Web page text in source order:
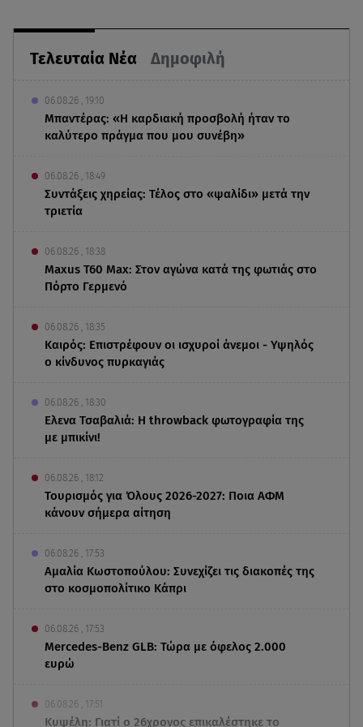
Τελευταία Νέα Δημοφιλή
06.08.26 , 19:10
Μπαντέρας: «Η καρδιακή προσβολή ήταν το
καλύτερο πράγμα που μου συνέβη»
06.08.26 , 18:49
Συντάξεις χηρείας: Τέλος στο «ψαλίδι» μετά την
τριετία
06.08.26 , 18:38
Maxus T60 Max: Στον αγώνα κατά της φωτιάς στο
Πόρτο Γερμενό
06.08.26 , 18:35
Καιρός: Επιστρέφουν οι ισχυροί άνεμοι - Υψηλός
ο κίνδυνος πυρκαγιάς
06.08.26 , 18:30
Ελενα Τσαβαλιά: Η throwback φωτογραφία της
με μπικίνι!
06.08.26 , 18:12
Τουρισμός για Όλους 2026-2027: Ποια ΑΦΜ
κάνουν σήμερα αίτηση
06.08.26 , 17:53
Αμαλία Κωστοπούλου: Συνεχίζει τις διακοπές της
στο κοσμοπολίτικο Κάπρι
06.08.26 , 17:53
Mercedes-Benz GLB: Τώρα με όφελος 2.000
ευρώ
06.08.26 , 17:51
Κυψέλη: Γιατί ο 26χρονος επικαλέστηκε το